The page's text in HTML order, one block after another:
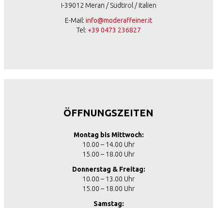
I-39012 Meran / Südtirol / Italien
E-Mail: info@moderaffeiner.it
Tel: +39 0473 236827
ÖFFNUNGSZEITEN
Montag bis Mittwoch:
10.00 – 14.00 Uhr
15.00 – 18.00 Uhr
Donnerstag & Freitag:
10.00 – 13.00 Uhr
15.00 – 18.00 Uhr
Samstag: